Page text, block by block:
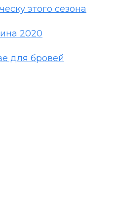
этого сезона
2020
для бровей